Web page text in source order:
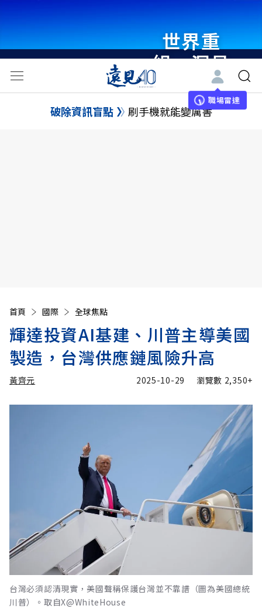
世界重
組・洞見
未來 與
世界領袖
職場雷達
破除資訊盲點 刷手機就能變厲害
首頁 國際 全球焦點
輝達投資AI基建、川普主導美國
製造，台灣供應鏈風險升高
黃齊元 2025-10-29 瀏覽數 2,350+
台灣必須認清現實，美國聲稱保護台灣並不靠譜（圖為美國總統
川普）。取自X@WhiteHouse